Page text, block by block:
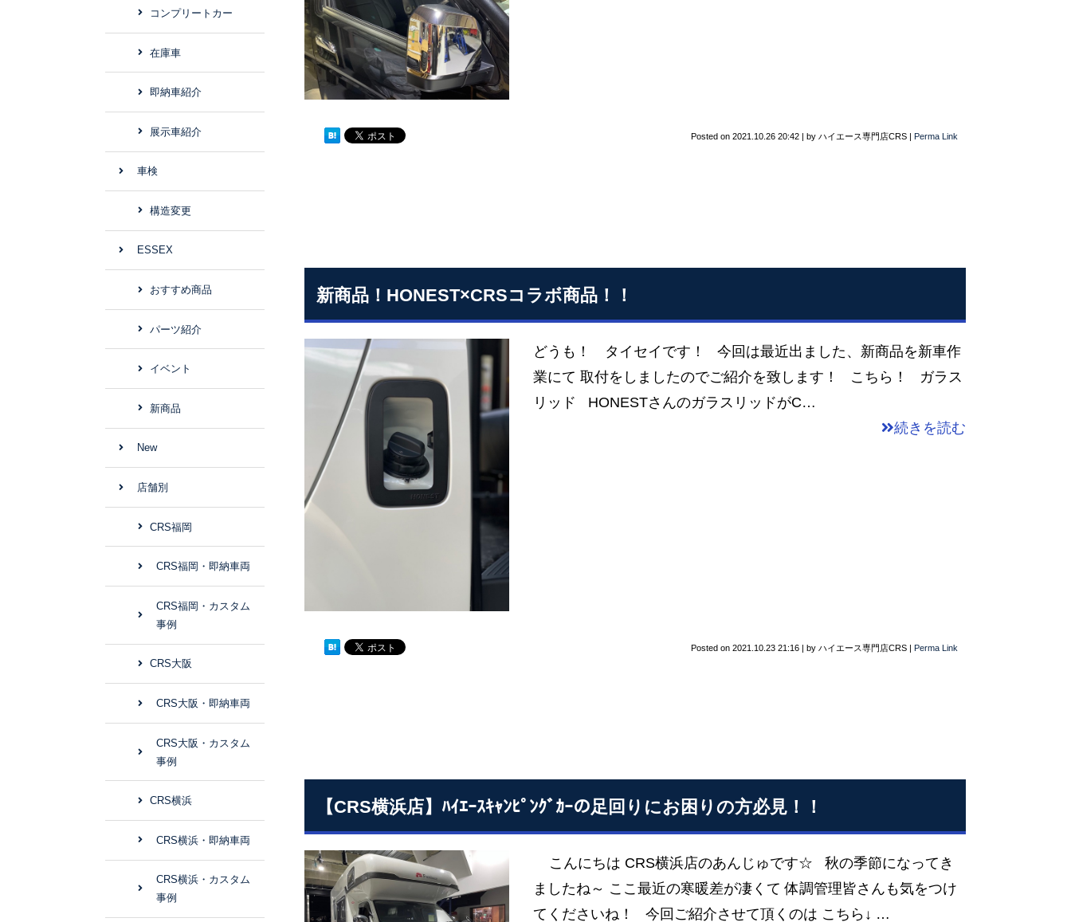
Posted on 2021.10.26 20:42 | by ハイエース専門店CRS | Perma Link
新商品！HONEST×CRSコラボ商品！！
どうも！ タイセイです！ 今回は最近出ました、新商品を新車作
業にて 取付をしましたのでご紹介を致します！ こちら！ ガラス
リッド HONESTさんのガラスリッドがC…
続きを読む
Posted on 2021.10.23 21:16 | by ハイエース専門店CRS | Perma Link
【CRS横浜店】ﾊｲｴｰｽｷｬﾝﾋﾟﾝｸﾞｶｰの足回りにお困りの方必見！！
こんにちは CRS横浜店のあんじゅです☆ 秋の季節になってき
ましたね～ ここ最近の寒暖差が凄くて 体調管理皆さんも気をつけ
てくださいね！ 今回ご紹介させて頂くのは こちら↓ …
コンプリートカー
在庫車
即納車紹介
展示車紹介
車検
構造変更
ESSEX
おすすめ商品
パーツ紹介
イベント
新商品
New
店舗別
CRS福岡
CRS福岡・即納車両
CRS福岡・カスタム
事例
CRS大阪
CRS大阪・即納車両
CRS大阪・カスタム
事例
CRS横浜
CRS横浜・即納車両
CRS横浜・カスタム
事例